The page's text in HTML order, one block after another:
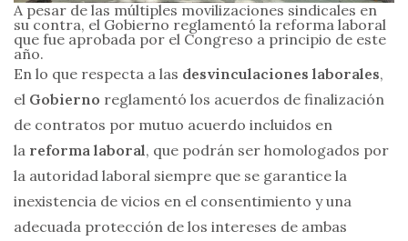
A pesar de las múltiples movilizaciones sindicales en
su contra, el Gobierno reglamentó la reforma laboral
que fue aprobada por el Congreso a principio de este
año.
En lo que respecta a las desvinculaciones laborales,
el Gobierno reglamentó los acuerdos de finalización
de contratos por mutuo acuerdo incluidos en
la reforma laboral, que podrán ser homologados por
la autoridad laboral siempre que se garantice la
inexistencia de vicios en el consentimiento y una
adecuada protección de los intereses de ambas